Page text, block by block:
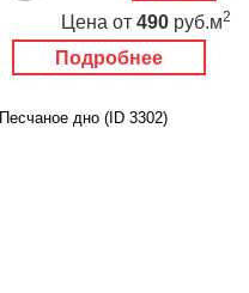
Подробнее
Цена от 490 руб.м2
Песчаное дно (ID 3302)